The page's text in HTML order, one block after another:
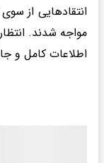
انتقادهایی از
مواجه شدند.
اطلاعات کامل و